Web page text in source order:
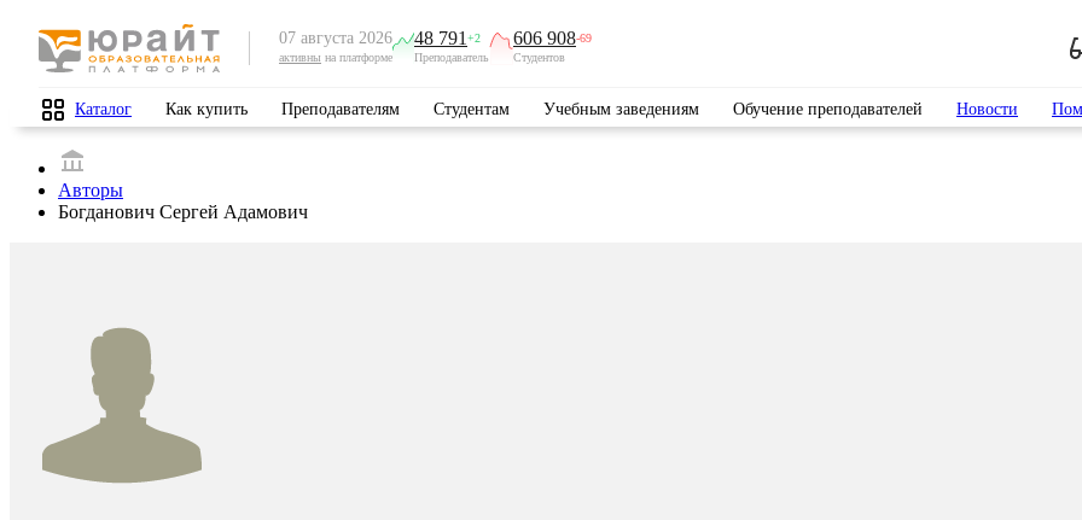
07 августа 2026
активны на платформе
48 791 +2
Преподаватель
606 908-69
Студентов
Каталог Как купить Преподавателям Студентам Учебным заведениям Обучение преподавателей Новости
Авторы
Богданович Сергей Адамович